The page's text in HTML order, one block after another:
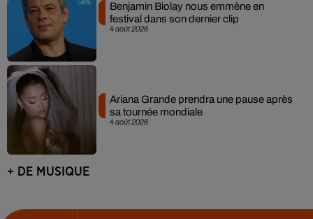
4 août 2026
Benjamin Biolay nous emmène en
festival dans son dernier clip
4 août 2026
Ariana Grande prendra une pause après
sa tournée mondiale
+ DE MUSIQUE